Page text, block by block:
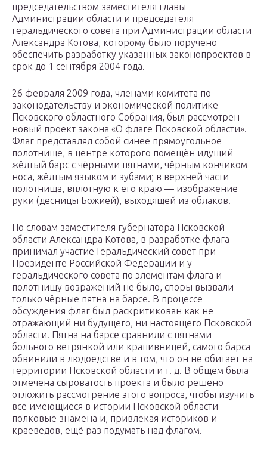
председательством заместителя главы
Администрации области и председателя
геральдического совета при Администрации области
Александра Котова, которому было поручено
обеспечить разработку указанных законопроектов в
срок до 1 сентября 2004 года.
26 февраля 2009 года, членами комитета по
законодательству и экономической политике
Псковского областного Собрания, был рассмотрен
новый проект закона «О флаге Псковской области».
Флаг представлял собой синее прямоугольное
полотнище, в центре которого помещён идущий
жёлтый барс с чёрными пятнами, чёрным кончиком
носа, жёлтым языком и зубами; в верхней части
полотнища, вплотную к его краю — изображение
руки (десницы Божией), выходящей из облаков.
По словам заместителя губернатора Псковской
области Александра Котова, в разработке флага
принимал участие Геральдический совет при
Президенте Российской Федерации и у
геральдического совета по элементам флага и
полотнищу возражений не было, споры вызвали
только чёрные пятна на барсе. В процессе
обсуждения флаг был раскритикован как не
отражающий ни будущего, ни настоящего Псковской
области. Пятна на барсе сравнили с пятнами
больного ветрянкой или крапивницей, самого барса
обвинили в людоедстве и в том, что он не обитает на
территории Псковской области и т. д. В общем была
отмечена сыроватость проекта и было решено
отложить рассмотрение этого вопроса, чтобы изучить
все имеющиеся в истории Псковской области
полковые знамена и, привлекая историков и
краеведов, ещё раз подумать над флагом.